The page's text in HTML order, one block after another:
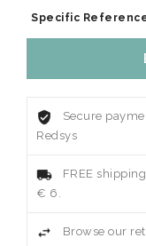
Specific
Secure
Redsys
FREE
€ 6.
Browse our